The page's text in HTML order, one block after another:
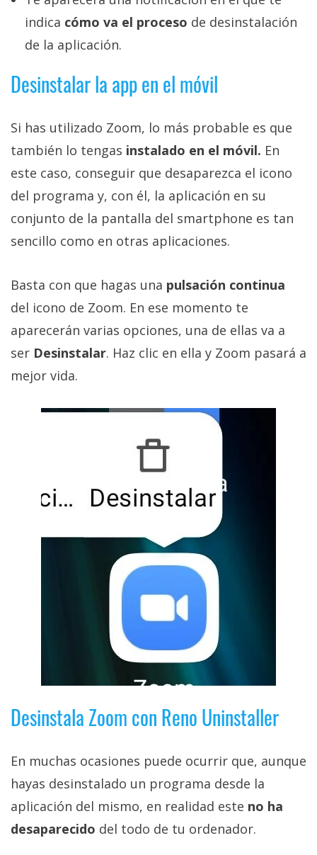
indica cómo va el proceso de desinstalación
de la aplicación.
Desinstalar la app en el móvil
Si has utilizado Zoom, lo más probable es que
también lo tengas instalado en el móvil. En
este caso, conseguir que desaparezca el icono
del programa y, con él, la aplicación en su
conjunto de la pantalla del smartphone es tan
sencillo como en otras aplicaciones.
Basta con que hagas una pulsación continua
del icono de Zoom. En ese momento te
aparecerán varias opciones, una de ellas va a
ser Desinstalar. Haz clic en ella y Zoom pasará a
mejor vida.
Desinstala Zoom con Reno Uninstaller
En muchas ocasiones puede ocurrir que, aunque
hayas desinstalado un programa desde la
aplicación del mismo, en realidad este no ha
desaparecido del todo de tu ordenador.